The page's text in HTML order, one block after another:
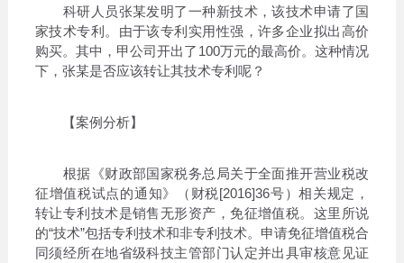
科研人员张某发明了一种新技术，该技术申请了国
家技术专利。由于该专利实用性强，许多企业拟出高价
购买。其中，甲公司开出了100万元的最高价。这种情况
下，张某是否应该转让其技术专利呢？
【案例分析】
根据《财政部国家税务总局关于全面推开营业税改
征增值税试点的通知》（财税[2016]36号）相关规定，
转让专利技术是销售无形资产，免征增值税。这里所说
的“技术”包括专利技术和非专利技术。申请免征增值税合
同须经所在地省级科技主管部门认定并出具审核意见证